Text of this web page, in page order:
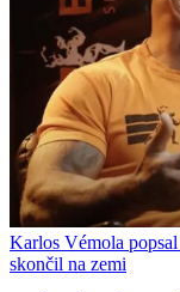
Karlos Vémola
skončil na zemi